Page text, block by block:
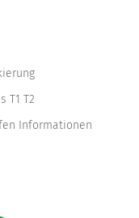
T1 T2
Informationen